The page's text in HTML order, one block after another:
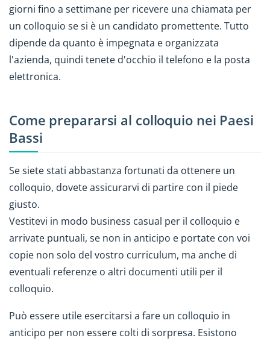
giorni fino a settimane per ricevere una chiamata per
un colloquio se si è un candidato promettente. Tutto
dipende da quanto è impegnata e organizzata
l'azienda, quindi tenete d'occhio il telefono e la posta
elettronica.
Come prepararsi al colloquio nei Paesi
Bassi
Se siete stati abbastanza fortunati da ottenere un
colloquio, dovete assicurarvi di partire con il piede
giusto.
Vestitevi in modo business casual per il colloquio e
arrivate puntuali, se non in anticipo e portate con voi
copie non solo del vostro curriculum, ma anche di
eventuali referenze o altri documenti utili per il
colloquio.
Può essere utile esercitarsi a fare un colloquio in
anticipo per non essere colti di sorpresa. Esistono